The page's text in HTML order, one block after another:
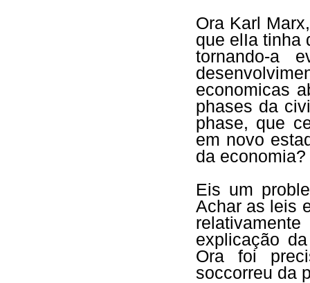
Ora Karl
que elIa tinha
tornando-a
economicas
phases da
phase, que
em novo
da economia?
Eis um
Achar as leis
explicação
Ora foi
soccorreu da